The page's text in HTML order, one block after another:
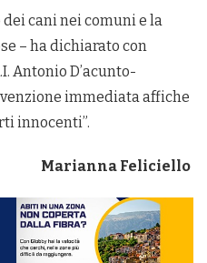
cani nei comuni e la
– ha dichiarato con
Antonio D’acunto-
immediata affiche
innocenti”.
Marianna Feliciello